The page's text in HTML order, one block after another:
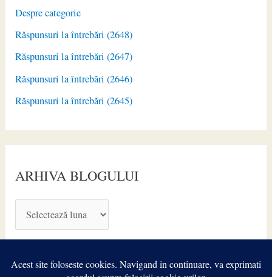
Despre categorie
Răspunsuri la întrebări (2648)
Răspunsuri la întrebări (2647)
Răspunsuri la întrebări (2646)
Răspunsuri la întrebări (2645)
ARHIVA BLOGULUI
R
I